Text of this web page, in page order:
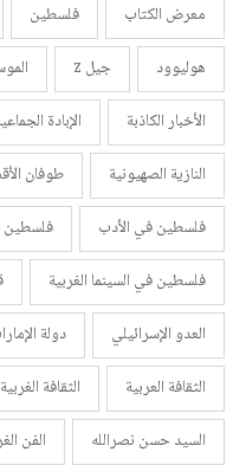
معرض الكتاب
فلسطين
هوليوود
جيل z
الأخبار الكاذبة
الإبادة
النازية الصهيونية
طوفان
فلسطين في الأدب
فلسطين
فلسطين في السينما الغربية
العدو الإسرائيلي
دولة
الثقافة العربية
الثقافة الغربية
السيد حسن نصرالله
الفن